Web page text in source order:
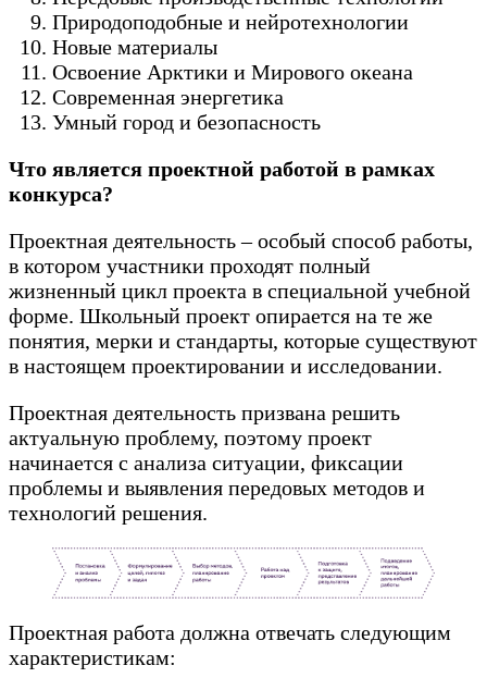
Природоподобные и нейротехнологии
Новые материалы
Освоение Арктики и Мирового океана
Современная энергетика
Умный город и безопасность
Что является проектной работой в рамках
конкурса?
Проектная деятельность – особый способ работы,
в котором участники проходят полный
жизненный цикл проекта в специальной учебной
форме. Школьный проект опирается на те же
понятия, мерки и стандарты, которые существуют
в настоящем проектировании и исследовании.
Проектная деятельность призвана решить
актуальную проблему, поэтому проект
начинается с анализа ситуации, фиксации
проблемы и выявления передовых методов и
технологий решения.
Проектная работа должна отвечать следующим
характеристикам: